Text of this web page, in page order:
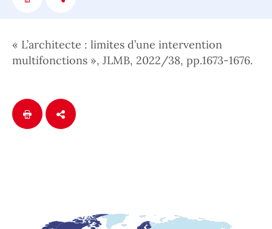
« L’architecte : limites d’une intervention
multifonctions », JLMB, 2022/38, pp.1673-1676.